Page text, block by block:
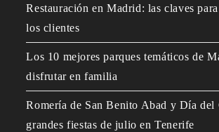
Restauración en Madrid: las claves
los clientes
Los 10 mejores parques temáticos de
disfrutar en familia
Romería de San Benito Abad y Día del
grandes fiestas de julio en Tenerife